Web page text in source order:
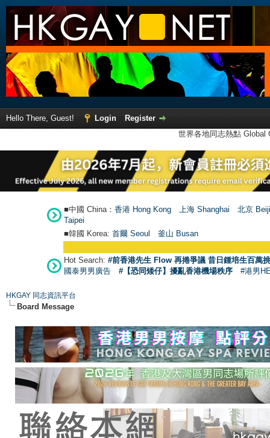
Hello There, Guest! Login
Register
世界各地同志熱點
■中國 China： 香港 Hong Kong 上海 Shanghai
北京
Taipei
■韓國 Korea: 首爾 Seoul 釜山 Busan
Hot Search: #前香港先生 Flow 再捲爭議 昔日鍾培生百萬
國泰男男廣告
#【恐同矮仔】擾亂香港機場秩序 #港男
HKGAY 同志資訊平台
Board Message